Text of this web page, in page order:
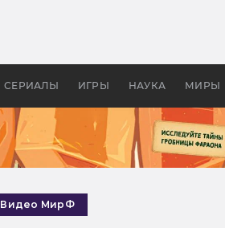
СЕРИАЛЫ ИГРЫ НАУКА МИРЫ
апокалипсис, в
Видео МирФ